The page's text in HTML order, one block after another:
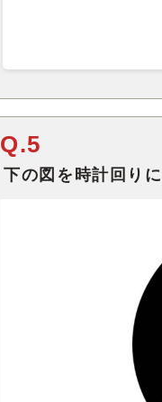
Q.5
下の図を時計回り